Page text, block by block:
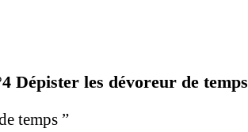
Dépister les dévoreur de temps
temps ”